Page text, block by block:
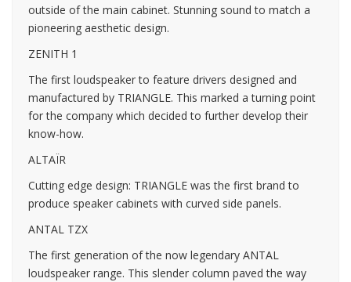
outside of the main cabinet. Stunning sound to match a
pioneering aesthetic design.
ZENITH 1
The first loudspeaker to feature drivers designed and
manufactured by TRIANGLE. This marked a turning point
for the company which decided to further develop their
know-how.
ALTAÏR
Cutting edge design: TRIANGLE was the first brand to
produce speaker cabinets with curved side panels.
ANTAL TZX
The first generation of the now legendary ANTAL
loudspeaker range. This slender column paved the way